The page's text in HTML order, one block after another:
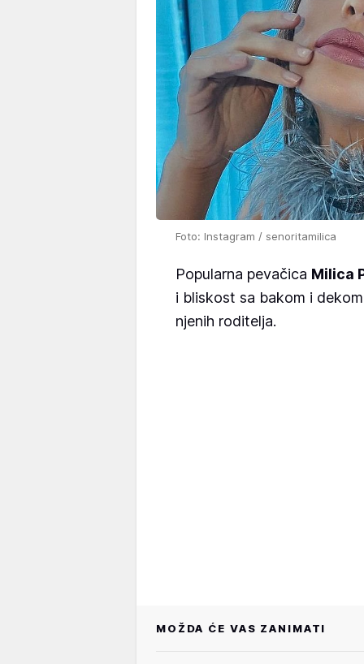
Foto: Instagram / senoritamilica
Popularna pevačica Milica
i bliskost sa bakom i
njenih roditelja.
MOŽDA ĆE VAS ZANIMATI